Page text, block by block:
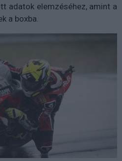
adatok elemzéséhez, amint a
a boxba.